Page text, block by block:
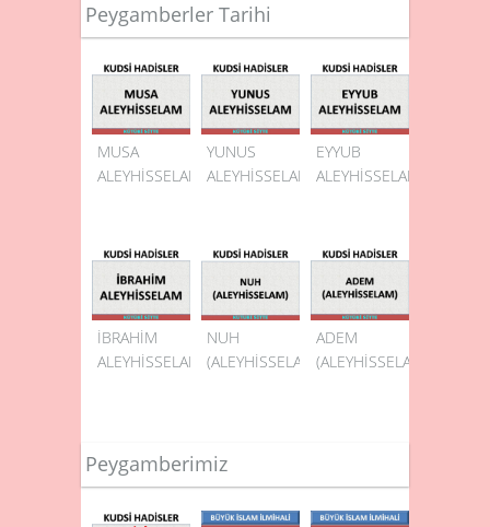
Peygamberler Tarihi
MUSA
ALEYHİSSELAM
YUNUS
ALEYHİSSELAM
EYYUB
ALEYHİSSELAM
İBRAHİM
ALEYHİSSELAM
NUH
(ALEYHİSSELAM)
ADEM
(ALEYHİSSELAM)
Peygamberimiz